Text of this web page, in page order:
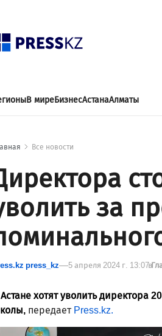
В миреБизнесАстанаАлматы
Все новости
за
press_kz 5 апреля 2024 г. 13:07в
хотят уволить директора
передает Press.kz.